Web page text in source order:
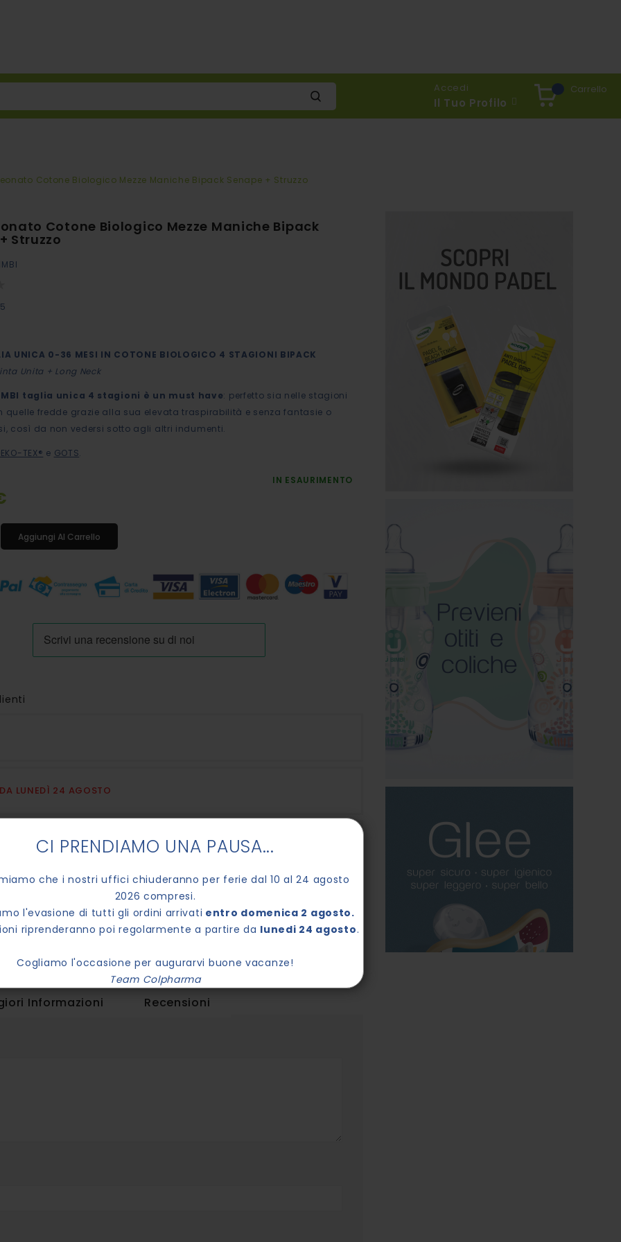
CI PRENDIAMO UNA PAUSA...
che i nostri uffici chiuderanno per ferie dal 10 al 24 agosto
2026 compresi.
l'evasione di tutti gli ordini arrivati entro domenica 2 agosto.
riprenderanno poi regolarmente a partire da lunedi 24 agosto.
Cogliamo l'occasione per augurarvi buone vacanze!
Team Colpharma
Carrello
Accedi
Il Tuo Profilo
Cotone Biologico Mezze Maniche Bipack Senape + Struzzo
LUNEDÌ 24 AGOSTO
Cotone Biologico Mezze Maniche Bipack
Struzzo
UNICA 0-36 MESI IN COTONE BIOLOGICO 4 STAGIONI BIPACK
Unita + Long Neck
taglia unica 4 stagioni è un must have: perfetto sia nelle stagioni
quelle fredde grazie alla sua elevata traspirabilità e senza fantasie o
così da non vedersi sotto agli altri indumenti.
TEX® e GOTS.
IN ESAURIMENTO
Aggiungi Al Carrello
Informazioni Recensioni